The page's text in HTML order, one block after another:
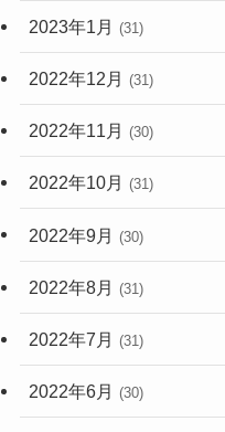
2023年1月 (31)
2022年12月 (31)
2022年11月 (30)
2022年10月 (31)
2022年9月 (30)
2022年8月 (31)
2022年7月 (31)
2022年6月 (30)